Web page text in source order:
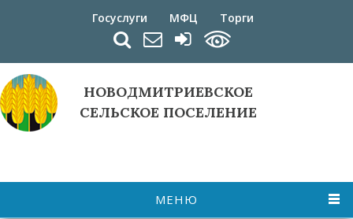
Госуслуги МФЦ Торги
НОВОДМИТРИЕВСКОЕ
СЕЛЬСКОЕ ПОСЕЛЕНИЕ
МЕНЮ